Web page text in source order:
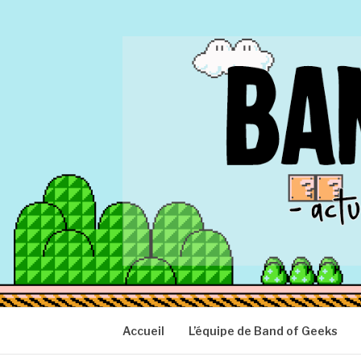
BAND OF
Actu Geek d'hier et d'aujourd'hui
Accueil L’équipe de Band of Geeks